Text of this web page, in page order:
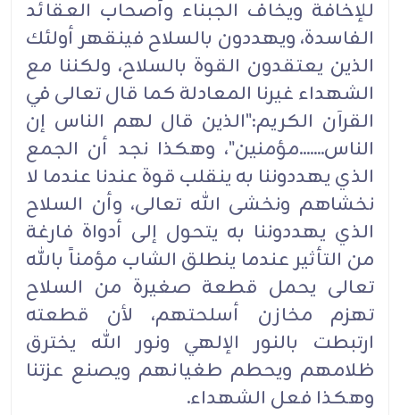
للإخافة ويخاف الجبناء وأصحاب العقائد
الفاسدة، ويهددون بالسلاح فينقهر أولئك
الذين يعتقدون القوة بالسلاح، ولكننا مع
الشهداء غيرنا المعادلة كما قال تعالى في
القرآن الكريم:"الذين قال لهم الناس إن
الناس.......مؤمنين"، وهكذا نجد أن الجمع
الذي يهددوننا به ينقلب قوة عندنا عندما لا
نخشاهم ونخشى الله تعالى، وأن السلاح
الذي يهددوننا به يتحول إلى أدواة فارغة
من التأثير عندما ينطلق الشاب مؤمناً بالله
تعالى يحمل قطعة صغيرة من السلاح
تهزم مخازن أسلحتهم، لأن قطعته
ارتبطت بالنور الإلهي ونور الله يخترق
ظلامهم ويحطم طغيانهم ويصنع عزتنا
وهكذا فعل الشهداء.